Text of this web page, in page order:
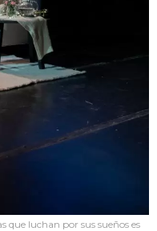
que luchan por sus sueños es